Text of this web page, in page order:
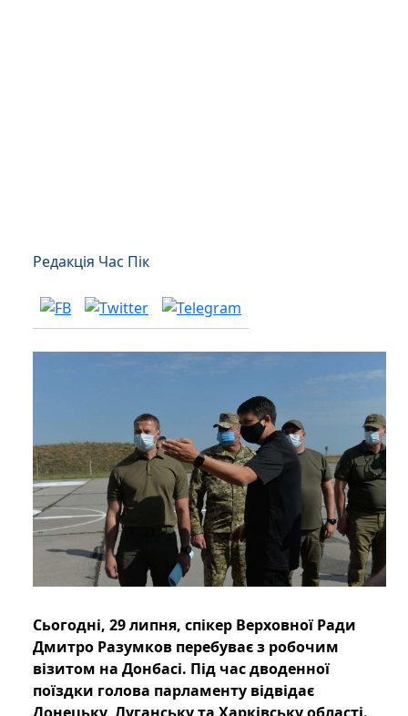
Редакція Час Пік
Сьогодні, 29 липня, спікер Верховної Ради
Дмитро Разумков перебуває з робочим
візитом на Донбасі. Під час дводенної
поїздки голова парламенту відвідає